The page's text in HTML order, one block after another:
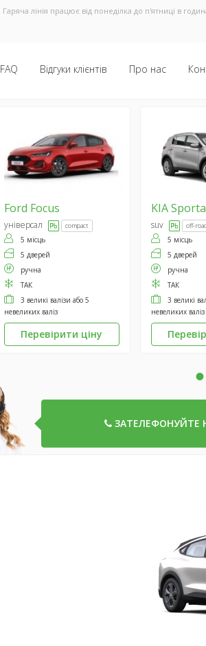
Гаряча лінія працює від понеділка до п'ятниці в
FAQ Відгуки клієнтів Про нас
Ford Focus
універсал compact
5 місць
5 дверей
ручна
ТАК
3 великі валізи або 5
невеликих валіз
Перевірити ціну
KIA
suv off-
5 місць
5 дверей
ручна
ТАК
3 великі
невеликих валіз
•
ЗАТЕЛЕФОНУЙТЕ